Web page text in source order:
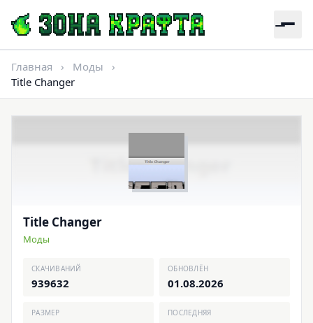
Главная › Моды
›
Title Changer
Title Changer
Моды
СКАЧИВАНИЙ
939632
ОБНОВЛЁН
01.08.2026
РАЗМЕР ПОСЛЕДНЯЯ